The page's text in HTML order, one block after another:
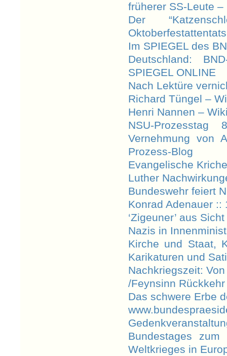
früherer SS-Leute –
Der
Im SPIEGEL des
Deutschland:
SPIEGEL ONLINE
Nach Lektüre
Richard Tüngel –
Henri Nannen –
NSU-
Vernehmung von
Prozess-Blog
Evangelische
Luther
Bundeswehr feiert
Konrad Adenauer ::
‘Zigeuner’ aus
Nazis in
Kirche und Staat,
Karikaturen und
Nachkriegszeit:
/Feynsinn
Das schwere Erbe
Bundestages
Weltkrieges in